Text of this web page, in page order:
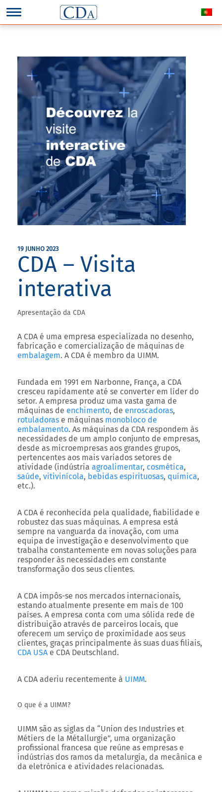
19 JUNHO 2023
CDA – Visita
interativa
Apresentação da CDA
A CDA é uma empresa especializada no desenho,
fabricação e comercialização de máquinas de
embalagem. A CDA é membro da UIMM.
Fundada em 1991 em Narbonne, França, a CDA
cresceu rapidamente até se converter em líder do
setor. A empresa produz uma vasta gama de
máquinas de enchimento, de enroscadoras,
rotuladoras e máquinas monobloco de
embalamento. As máquinas da CDA respondem às
necessidades de um amplo conjunto de empresas,
desde as microempresas aos grandes grupos,
pertencentes aos mais variados setores de
atividade (indústria agroalimentar, cosmética,
saúde, vitivinícola, bebidas espirituosas, química,
etc.).
A CDA é reconhecida pela qualidade, fiabilidade e
robustez das suas máquinas. A empresa está
sempre na vanguarda da inovação, com uma
equipa de investigação e desenvolvimento que
trabalha constantemente em novas soluções para
responder às necessidades em constante
transformação dos seus clientes.
A CDA impôs-se nos mercados internacionais,
estando atualmente presente em mais de 100
países. A empresa conta com uma sólida rede de
distribuição através de parceiros locais, que
oferecem um serviço de proximidade aos seus
clientes, graças principalmente às suas duas filiais,
CDA USA e CDA Deutschland.
A CDA aderiu recentemente à UIMM.
O que é a UIMM?
UIMM são as siglas da “Union des Industries et
Métiers de la Métallurgie”, uma organização
profissional francesa que reúne as empresas e
indústrias dos ramos da metalurgia, da mecânica e
da eletrónica e atividades relacionadas.